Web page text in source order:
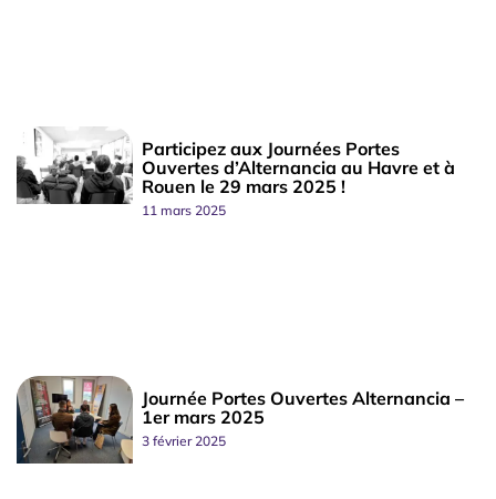
Participez aux Journées Portes
Ouvertes d’Alternancia au Havre et à
Rouen le 29 mars 2025 !
11 mars 2025
Journée Portes Ouvertes Alternancia –
1er mars 2025
3 février 2025